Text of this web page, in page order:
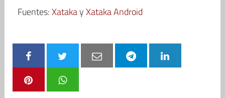
Fuentes:XatakayXataka Android